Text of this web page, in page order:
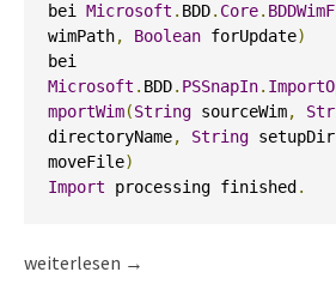
bei Microsoft . BDD. Core.
wimPath, Boolean forUpdate)
Microsoft . BDD. PSSnapIn.
mportWim(String sourceWim,
directoryName, String setupDir
moveFile)
Import processing finished .
Windows 10 Deployment mit MDT
weiterlesen →